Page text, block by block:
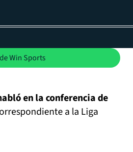
Win Sports
en la conferencia de
a la Liga